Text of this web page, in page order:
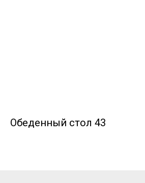
Обеденный стол 43